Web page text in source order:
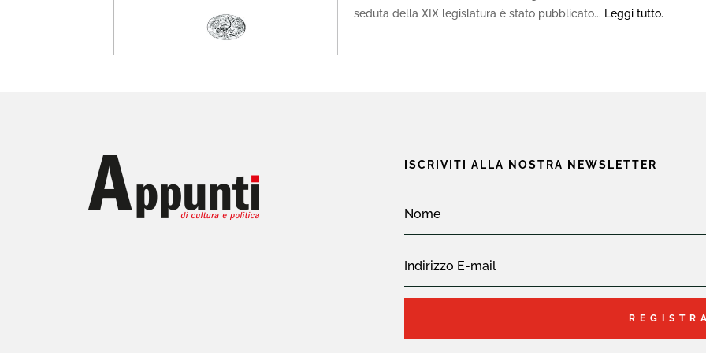
seduta della XIX legislatura è stato pubblicato... Leggi tutto.
ISCRIVITI ALLA NOSTRA NEWSLETTER